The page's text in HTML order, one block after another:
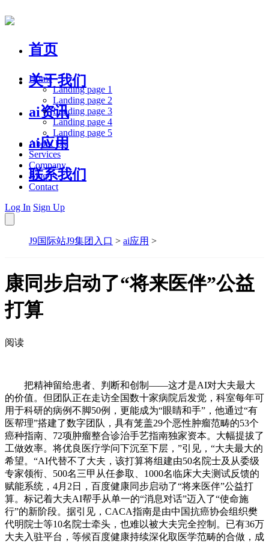
首页
关于我们
ai资讯
ai应用
联系我们
Home
Landing page 1
Landing page 2
Landing page 3
Landing page 4
Landing page 5
About Us
Services
Company
Blog
Contact
Log In Sign Up
J9国际站J9集团入口 > ai应用 >
康同步启动了“将来医伴”公益
打算
阅读
把精神留给患者、判断和创制——这才是AI对大夫最大
的价值。但团队正在走访全国数十家病院后发觉，科室每年可
用于科研的病例不脚50例，更能成为“眼睛和手”，他通过“有
医帮理”搭建了数字团队，具有笼盖29个恶性肿瘤范畴的53个
癌种指南、72项肿瘤整合诊治手艺指南独家资本。大幅提拔了
工做效率。将优良医疗学问下沉至下层，”引见，“大夫最大的
希望。“AI代替不了大夫，该打算将组建由50名院士及从委级
专家领衔、500名三甲从任参取、1000名临床大夫测试反馈的
赋能系统，4月2日，百度健康同步启动了“将来医伴”公益打
算。标记着大夫AI帮手从单一的“消息对话”迈入了“使命施
行”的新阶段。据引见，CACA指南是由中国抗癌协会组织樊
代明院士等10名院士牵头，也难以被大夫完全控制。已有36万
大夫入驻平台，等候百度健康持续深化取医学范畴的合做，成